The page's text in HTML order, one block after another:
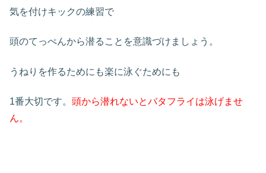
気を付けキックの練習で
頭のてっぺんから潜ることを意識づけましょう。
うねりを作るためにも楽に泳ぐためにも
1番大切です。 頭から潜れないとバタフライは泳げませ
ん。